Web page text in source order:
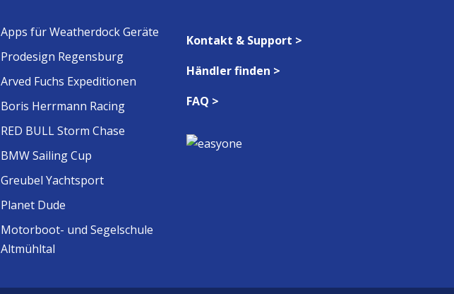
Apps für Weatherdock Geräte
Prodesign Regensburg
Arved Fuchs Expeditionen
Boris Herrmann Racing
RED BULL Storm Chase
BMW Sailing Cup
Greubel Yachtsport
Planet Dude
Motorboot- und Segelschule
Altmühltal
Kontakt & Support >
Händler finden >
FAQ >